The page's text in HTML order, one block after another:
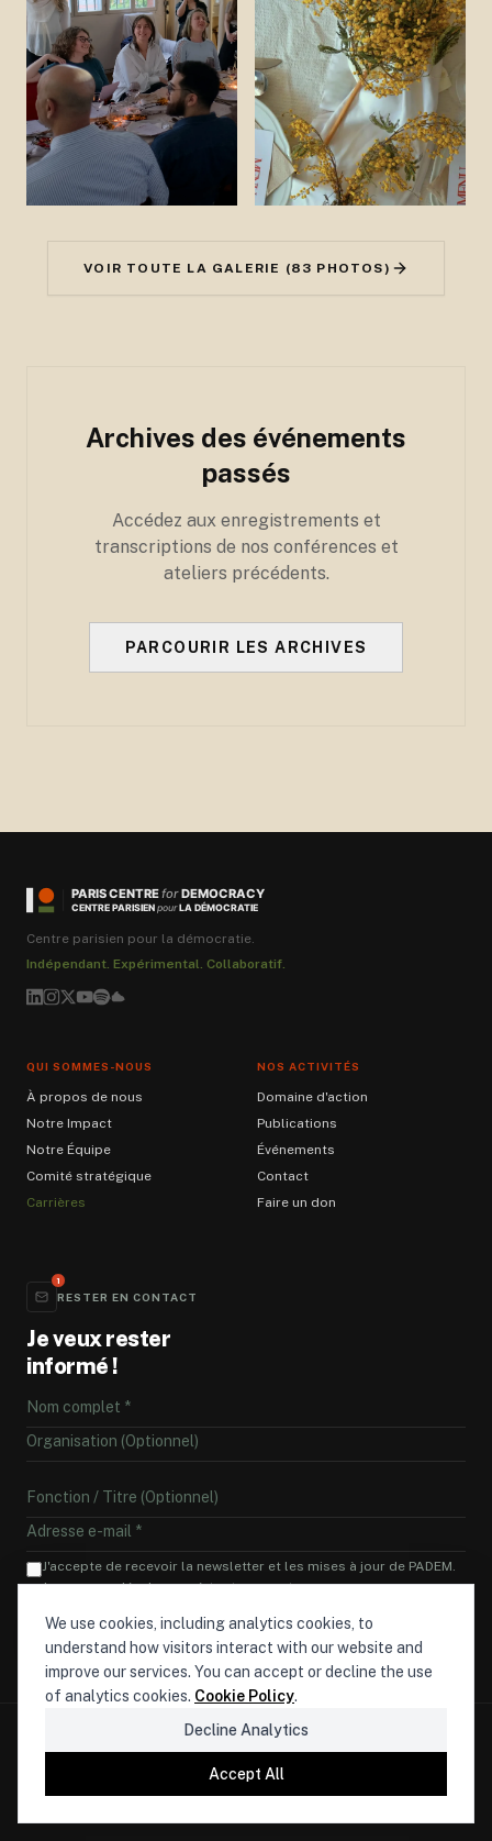
VOIR TOUTE LA GALERIE (83 PHOTOS)
Archives des événements
passés
Accédez aux enregistrements et
transcriptions de nos conférences et
ateliers précédents.
PARCOURIR LES ARCHIVES
PARIS CENTREforDEMOCRACY
CENTRE PARISIENpourLA DÉMOCRATIE
Centre parisien pour la démocratie.
Indépendant. Expérimental. Collaboratif.
QUI SOMMES-NOUS
À propos de nous
Notre Impact
Notre Équipe
Comité stratégique
Carrières
NOS ACTIVITÉS
Domaine d'action
Publications
Événements
Contact
Faire un don
1
RESTER EN CONTACT
Je veux rester
informé !
J'accepte de recevoir la newsletter et les mises à jour de PADEM.
Je peux me désabonner à tout moment.
M'ABONNER
Mentions légales
We use cookies, including analytics cookies, to
understand how visitors interact with our website and
improve our services. You can accept or decline the use
of analytics cookies. Cookie Policy.
Decline Analytics
Accept All